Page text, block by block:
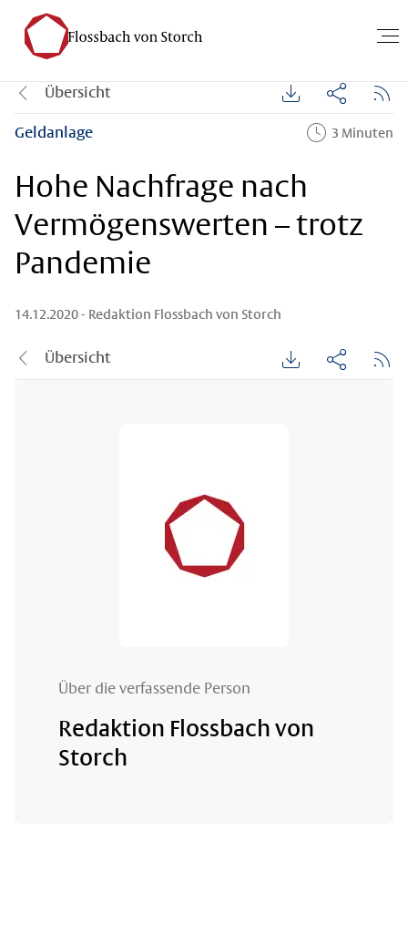
Übersicht
Geldanlage 3 Minuten
Hohe Nachfrage nach
Vermögenswerten – trotz
Pandemie
14.12.2020- Redaktion Flossbach von Storch
Übersicht
Über die verfassende Person
Redaktion Flossbach von
Storch